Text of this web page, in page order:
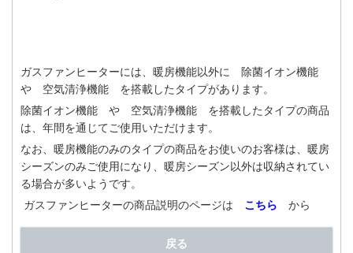
ガスファンヒーターには、暖房機能以外に 除菌イオン機能
や 空気清浄機能 を搭載したタイプがあります。
除菌イオン機能 や 空気清浄機能 を搭載したタイプの商品
は、年間を通じてご使用いただけます。
なお、暖房機能のみのタイプの商品をお使いのお客様は、暖房
シーズンのみご使用になり、暖房シーズン以外は収納されてい
る場合が多いようです。
ガスファンヒーターの商品説明のページは こちら から
戻る